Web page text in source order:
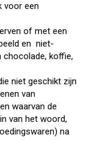
voor een
of met een
en niet-
chocolade, koffie,
niet geschikt zijn
van
waarvan de
van het woord,
na